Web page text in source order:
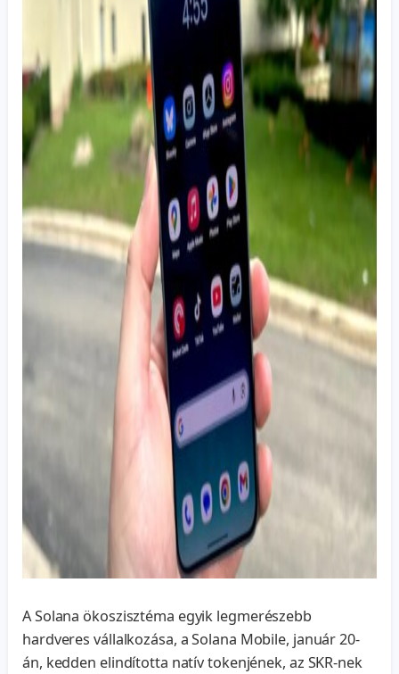
A Solana ökoszisztéma egyik legmerészebb
hardveres vállalkozása, a Solana Mobile, január 20-
án, kedden elindította natív tokenjének, az SKR-nek